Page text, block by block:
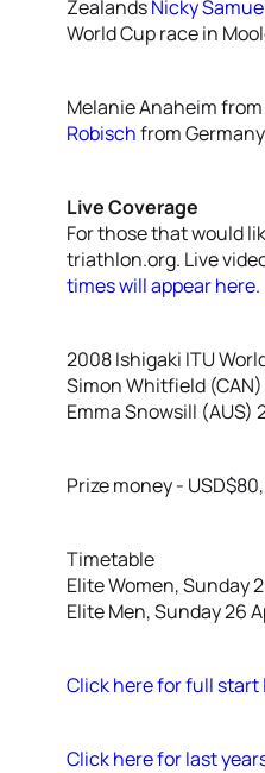
ZealandsNicky
World Cup race in
Melanie Anaheim
Robischfrom
Live Coverage
For those that would
triathlon.org. Live
times will appear here.
2008 Ishigaki ITU
Simon Whitfield (CAN)
Emma Snowsill (AUS)
Prize money -
Timetable
Elite Women, Sunday
Elite Men, Sunday 26
Click here for full start
Click here for last